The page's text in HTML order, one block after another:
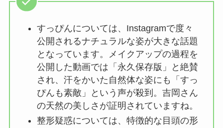
すっぴんについては、Instagramで度々
公開されるナチュラルな姿が大きな話題
となっています。メイクアップの過程を
公開した動画では「永久保存版」と絶賛
され、汗をかいた自然体な姿にも「すっ
ぴんも素敵」という声が殺到。吉岡さん
の天然の美しさが証明されていますね。
整形疑惑については、特徴的な目頭の形